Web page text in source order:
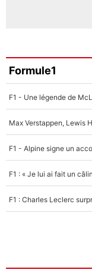
Formule1